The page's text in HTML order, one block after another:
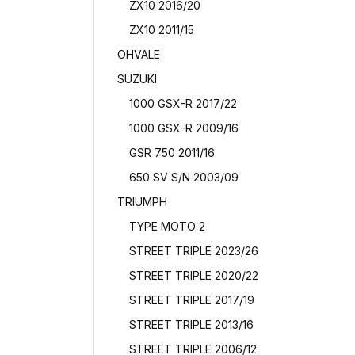
ZX10 2016/20
ZX10 2011/15
OHVALE
SUZUKI
1000 GSX-R 2017/22
1000 GSX-R 2009/16
GSR 750 2011/16
650 SV S/N 2003/09
TRIUMPH
TYPE MOTO 2
STREET TRIPLE 2023/26
STREET TRIPLE 2020/22
STREET TRIPLE 2017/19
STREET TRIPLE 2013/16
STREET TRIPLE 2006/12